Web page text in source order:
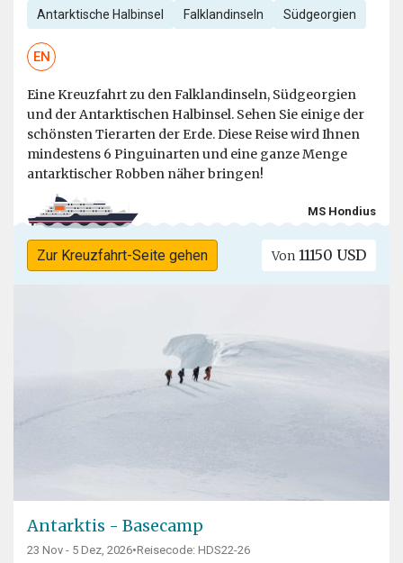
Antarktische Halbinsel Falklandinseln Südgeorgien
EN
Eine Kreuzfahrt zu den Falklandinseln, Südgeorgien
und der Antarktischen Halbinsel. Sehen Sie einige der
schönsten Tierarten der Erde. Diese Reise wird Ihnen
mindestens 6 Pinguinarten und eine ganze Menge
antarktischer Robben näher bringen!
MS Hondius
Zur Kreuzfahrt-Seite gehen Von 11150 USD
Antarktis - Basecamp
23 Nov - 5 Dez, 2026•Reisecode: HDS22-26